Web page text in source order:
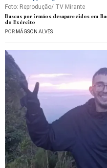
Foto: Reprodução/ TV Mirante
Buscas por irmãos desaparecidos em
do Exército
POR MÁGSON ALVES